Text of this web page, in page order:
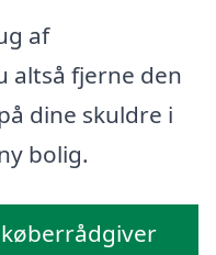
af
altså fjerne den
dine skuldre i
bolig.